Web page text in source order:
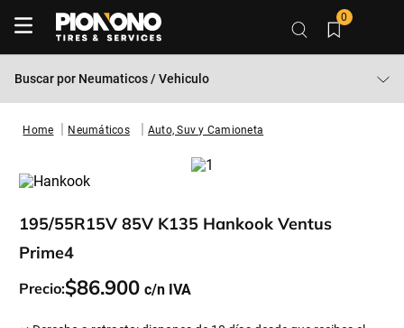
0
Buscar por Neumaticos / Vehiculo
Neumáticos Auto, Suv y Camioneta
195/55R15V 85V K135 Hankook Ventus
Prime4
Precio:$86.900